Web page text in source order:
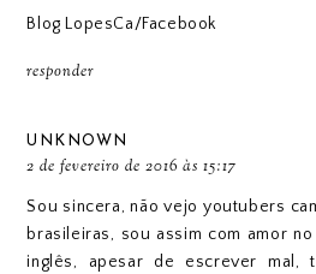
Blog LopesCa/Facebook
responder
UNKNOWN
2 de fevereiro de 2016 às 15:17
Sou sincera, não vejo youtubers
brasileiras, sou assim com amor
inglês, apesar de escrever mal,